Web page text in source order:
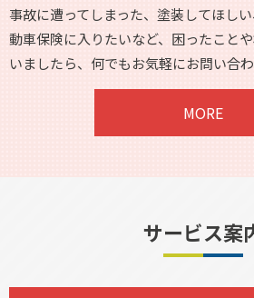
事故に遭ってしまった、 塗装してほし
動車保険に入りたいなど、 困ったこと
いましたら、何でもお気軽にお問い合わ
MORE
サービス案